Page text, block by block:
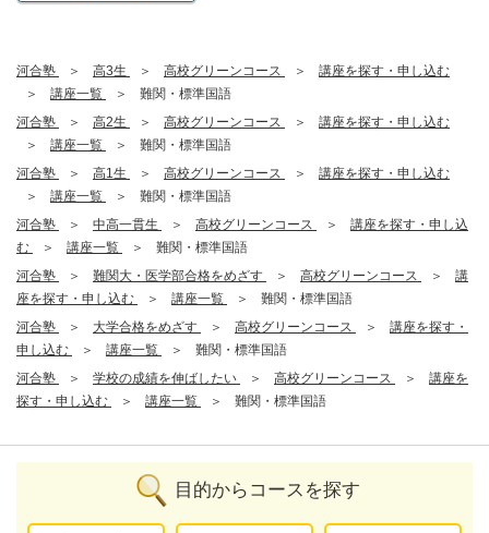
河合塾 高3生 高校グリーンコース
講座を探す・申し込む
講座一覧
難関・標準国語
河合塾
高2生 高校グリーンコース
講座を探す・申し込む
講座一覧
難関・標準国語
河合塾
高1生 高校グリーンコース
講座を探す・申し込む
講座一覧
難関・標準国語
河合塾
中高一貫生 高校グリーンコース
講座を探す・申し込
む
講座一覧
難関・標準国語
河合塾
難関大・医学部合格をめざす 高校グリーンコース
講
座を探す・申し込む
講座一覧
難関・標準国語
河合塾
大学合格をめざす 高校グリーンコース
講座を探す・
申し込む
講座一覧
難関・標準国語
河合塾
学校の成績を伸ばしたい 高校グリーンコース
講座を
探す・申し込む
講座一覧 難関・標準国語
目的からコースを探す